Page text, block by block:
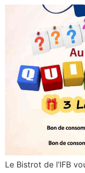
Le Bistrot de l’IFB